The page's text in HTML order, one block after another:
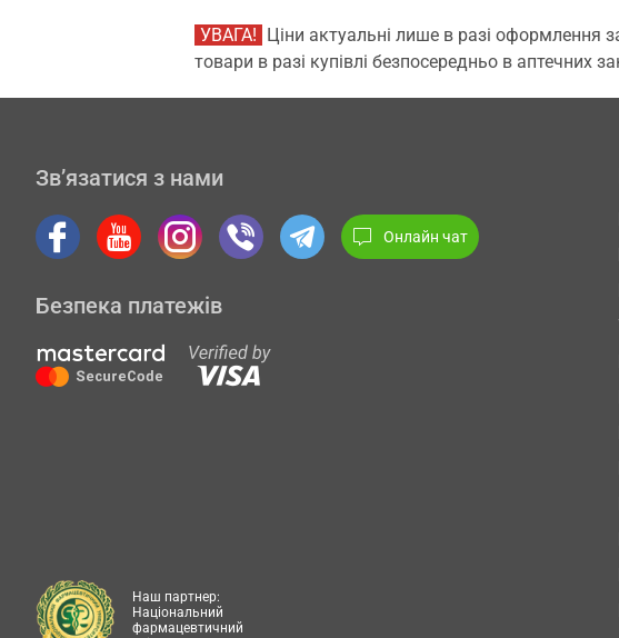
УВАГА! Ціни актуальні лише в разі оформлення
товари в разі купівлі безпосередньо в аптечних
Зв’язатися з нами
Онлайн чат
Безпека платежів
Наш партнер:
Національний
фармацевтичний